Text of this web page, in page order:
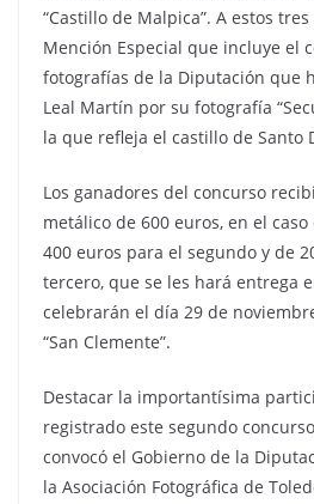
“Castillo de Malpica”. A estos
Mención Especial que incluye el
fotografías de la Diputación que
Leal Martín por su fotografía
la que refleja el castillo de Santo
Los ganadores del concurso
metálico de 600 euros, en el
400 euros para el segundo y de
tercero, que se les hará entrega
celebrarán el día 29 de
“San Clemente”.
Destacar la importantísima
registrado este segundo
convocó el Gobierno de la
la Asociación Fotográfica de